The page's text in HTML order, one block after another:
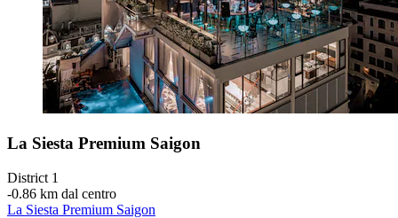
La Siesta Premium Saigon
District 1
‐0.86 km dal centro
La Siesta Premium Saigon